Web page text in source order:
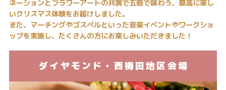
ネーションとフラワーアートの共演で五感で味わう、最高に楽し
いクリスマス体験をお届けしました。
また、マーチングやゴスペルといった音楽イベントやワークショ
ップを実施し、たくさんの方にお楽しみいただきました！
ダイヤモンド・西梅田地区会場